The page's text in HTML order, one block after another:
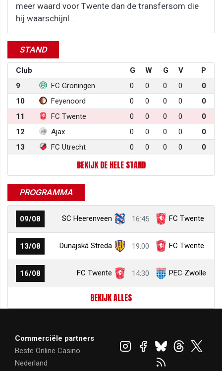
meer waard voor Twente dan de transfersom die
hij waarschijnl...
STAND
Club G W G V
P
9
FC Groningen 0 0 0 0
0
10
Feyenoord 0 0 0 0
0
11
FC Twente 0 0 0 0
0
12
Ajax 0 0 0 0
0
13
FC Utrecht 0 0 0 0 0
BEKIJK DE HELE STAND
PROGRAMMA
09/08 SC Heerenveen 16:45 FC Twente
13/08 Dunajská Streda 19:00 FC Twente
16/08 FC Twente 14:30 PEC Zwolle
BEKIJK ALLES
Commerciële partners
Beste Online Casino
Nederland